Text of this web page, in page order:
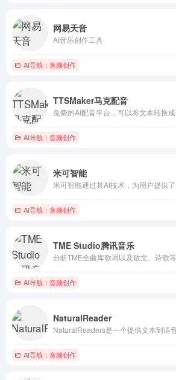
网易天音
AI音乐创作工具
AI导航：音频创作
TTSMaker马克配音
AI导航：音频创作
米可智能
AI导航：音频创作
TME Studio腾讯音乐
AI导航：音频创作
NaturalReader
NaturalReaders是一个提供文本到语
AI导航：音频创作